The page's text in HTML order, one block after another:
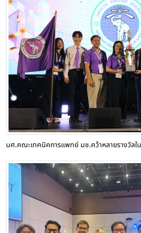
นศ.คณะเทคนิคการแพทย์ มช.คว้าหลายรางวัลใ